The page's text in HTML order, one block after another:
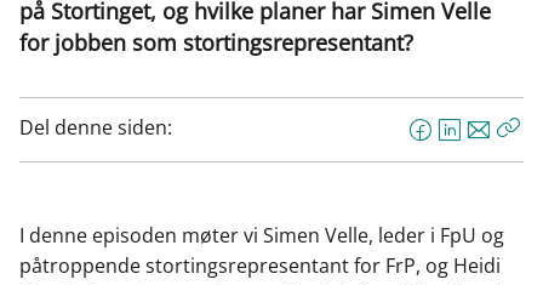
på Stortinget, og hvilke planer har Simen Velle
for jobben som stortingsrepresentant?
Del denne siden:
F
a
e
b
L
i
k
e
E
-
o
s
I denne episoden møter vi Simen Velle, leder i FpU og
påtroppende stortingsrepresentant for FrP, og Heidi